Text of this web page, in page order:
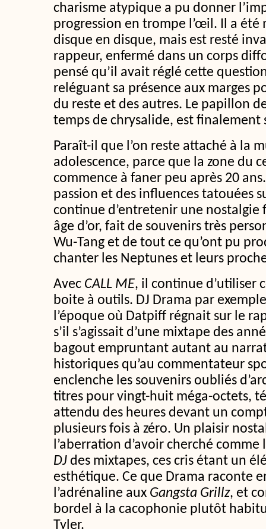
charisme atypique a pu donner
progression en trompe l’œil. Il a
disque en disque, mais est resté
rappeur, enfermé dans un corps
pensé qu’il avait réglé cette
reléguant sa présence aux marges
du reste et des autres. Le papillon
temps de chrysalide, est finalement
Paraît-il que l’on reste attaché à la
adolescence, parce que la zone du
commence à faner peu après 20
passion et des influences tatouées
continue d’entretenir une
âge d’or, fait de souvenirs très
Wu-Tang et de tout ce qu’ont pu
chanter les Neptunes et leurs
Avec CALL ME, il continue d’utiliser
boite à outils. DJ Drama par
l’époque où Datpiff régnait sur le
s’il s’agissait d’une mixtape des
bagout empruntant autant au
historiques qu’au commentateur
enclenche les souvenirs oubliés
titres pour vingt-huit méga-octets,
attendu des heures devant un
plusieurs fois à zéro. Un plaisir
l’aberration d’avoir cherché
DJ des mixtapes, ces cris étant un
esthétique. Ce que Drama raconte
l’adrénaline aux Gangsta Grillz, et
bordel à la cacophonie plutôt
Tyler.